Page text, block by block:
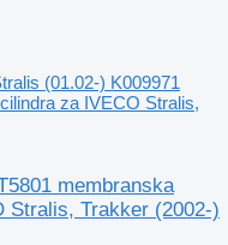
(01.02-) K009971
za IVECO Stralis,
membranska
Stralis, Trakker (2002-)